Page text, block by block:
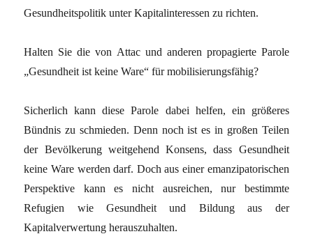
Gesundheitspolitik unter Kapitalinteressen zu richten.
Halten Sie die von Attac und anderen propagierte Parole
„Gesundheit ist keine Ware“ für mobilisierungsfähig?
Sicherlich kann diese Parole dabei helfen, ein größeres
Bündnis zu schmieden. Denn noch ist es in großen Teilen
der Bevölkerung weitgehend Konsens, dass Gesundheit
keine Ware werden darf. Doch aus einer emanzipatorischen
Perspektive kann es nicht ausreichen, nur bestimmte
Refugien wie Gesundheit und Bildung aus der
Kapitalverwertung herauszuhalten.